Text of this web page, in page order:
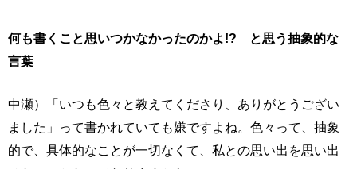
何も書くこと思いつかなかったのかよ!? と思う抽象的な
言葉
中瀬）「いつも色々と教えてくださり、ありがとうござい
ました」って書かれていても嫌ですよね。色々って、抽象
的で、具体的なことが一切なくて、私との思い出を思い出